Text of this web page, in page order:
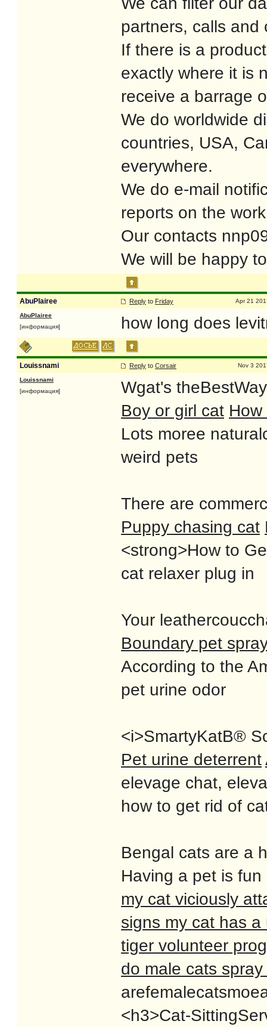
partners, calls and
If there is a
exactly where it is
receive a barrage
We do worldwide
countries, USA,
everywhere.
We do e-mail
reports on the
Our contacts
We will be happy
AbuPlairee Reply to Friday Apr 21
AbuPlairee
[информация]
how long does
Louissnami Reply to Corsair Nov 3
Louissnami
[информация]
Wgat's
Boy or girl cat
Lots moree
weird pets
There are
Puppy chasing cat
<strong>How to
cat relaxer plug in
Your
Boundary pet
According to the
pet urine odor
<i>SmartyKatВ®
Pet urine deterrent
elevage chat,
how to get rid of
Bengal cats are a
Having a pet is
my cat viciously
signs my cat has a
tiger volunteer
do male cats
<h3>Cat-